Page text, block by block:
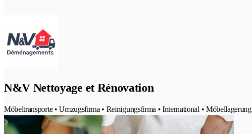
N&V Nettoyage et Rénovation
Möbeltransporte • Umzugsfirma • Reinigungsfirma • International • Möbellagerung